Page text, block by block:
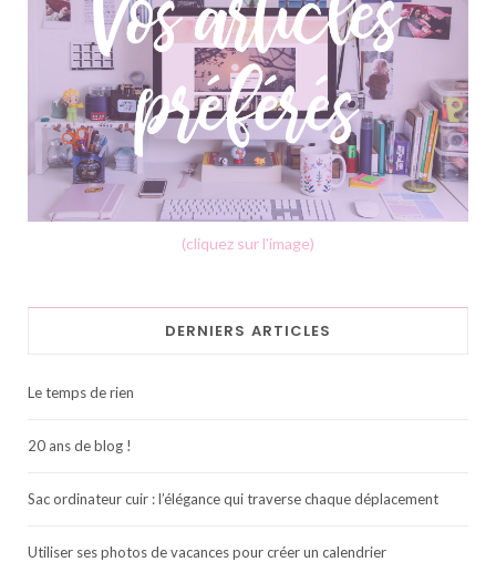
(cliquez sur l'image)
DERNIERS ARTICLES
Le temps de rien
20 ans de blog !
Sac ordinateur cuir : l’élégance qui traverse chaque déplacement
Utiliser ses photos de vacances pour créer un calendrier